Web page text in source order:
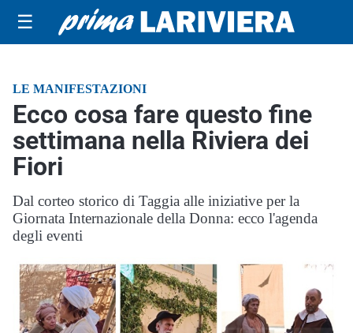
☰
LE MANIFESTAZIONI
Ecco cosa fare questo fine
settimana nella Riviera dei
Fiori
Dal corteo storico di Taggia alle iniziative per la
Giornata Internazionale della Donna: ecco l'agenda
degli eventi